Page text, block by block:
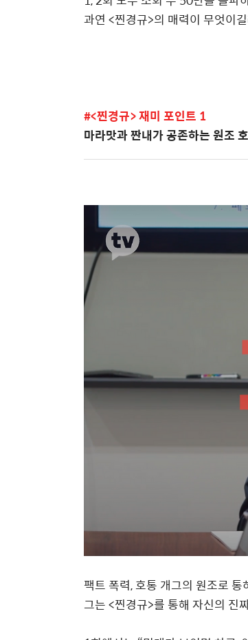
과연 <찐경규>의 매력이 무엇이
#<찐경규> 재미 포인트 1
마라맛과 짠내가 공존하는 원조
팩트 폭력,호통 개그의 원조로 통
그는<찐경규>를 통해 자신의 진